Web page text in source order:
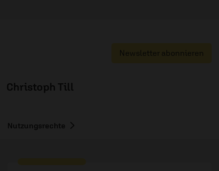
Newsletter abonnieren
Christoph Till
Nutzungsrechte